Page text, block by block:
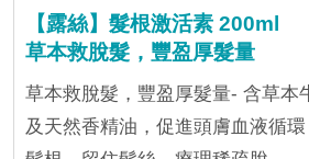
【露絲】髮根激活素 200ml
草本救脫髮，豐盈厚髮量
草本救脫髮，豐盈厚髮量- 含草本
及天然香精油，促進頭膚血液循